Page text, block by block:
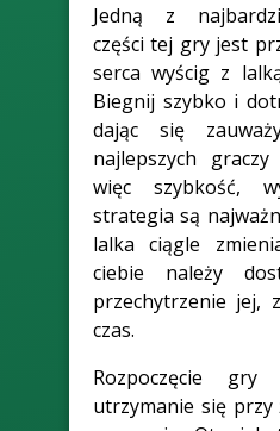
Jedną z
części tej gry jest
serca wyścig z
Biegnij szybko i
dając się
najlepszych
więc szybkość,
strategia są
lalka ciągle
ciebie należy
przechytrzenie jej,
czas.
Rozpoczęcie
utrzymanie się przy